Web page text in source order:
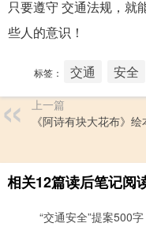
只要遵守 交通法规，就
些人的意识！
标签： 交通 安全
上一篇
《阿诗有块大花布》
相关12篇读后笔记阅
“交通安全”提案500字